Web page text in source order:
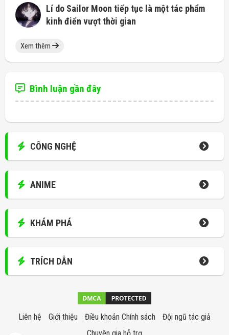
Lí do Sailor Moon tiếp tục là một tác phẩm
kinh điển vượt thời gian
Xem thêm
Bình luận gần đây
CÔNG NGHỆ
ANIME
KHÁM PHÁ
TRÍCH DẪN
Liên hệ Giới thiệu Điều khoản Chính sách
Đội ngũ tác giả